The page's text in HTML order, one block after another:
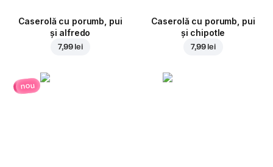
Caserolă cu porumb, pui
și alfredo
7,99 lei
Caserolă cu porumb, pui
și chipotle
7,99 lei
nou